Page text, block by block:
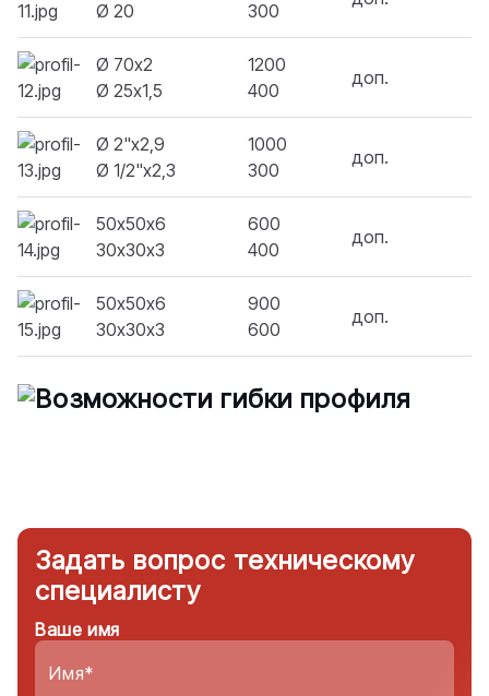
Ø 20 300
Ø 70х2
Ø 25х1,5
1200
400
доп.
Ø 2"х2,9
Ø 1/2"х2,3
1000
300
доп.
50х50х6
30х30х3
600
400
доп.
50х50х6
30х30х3
900
600
доп.
Задать вопрос техническому
специалисту
Ваше имя